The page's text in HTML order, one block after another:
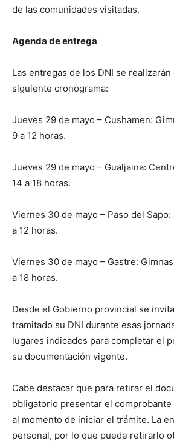
de las comunidades visitadas.
Agenda de entrega
Las entregas de los DNI se
siguiente cronograma:
Jueves 29 de mayo – Cushamen:
9 a 12 horas.
Jueves 29 de mayo – Gualjaina:
14 a 18 horas.
Viernes 30 de mayo – Paso del
a 12 horas.
Viernes 30 de mayo – Gastre:
a 18 horas.
Desde el Gobierno provincial se
tramitado su DNI durante esas
lugares indicados para completar el
su documentación vigente.
Cabe destacar que para retirar el
obligatorio presentar el
al momento de iniciar el trámite. La
personal, por lo que puede retirarlo